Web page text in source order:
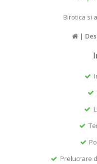
Birotica si
|
Prelucrare